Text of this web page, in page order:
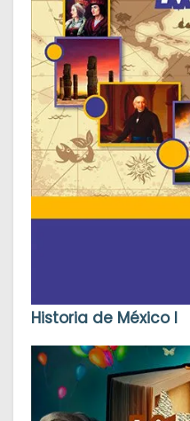
Historia de México I